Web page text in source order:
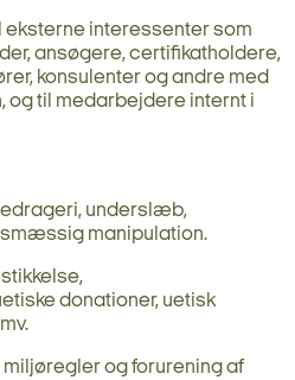
eksterne interessenter som
ansøgere, certifikatholdere,
konsulenter og andre med
og til medarbejdere internt i
underslæb,
manipulation.
donationer, uetisk
og forurening af